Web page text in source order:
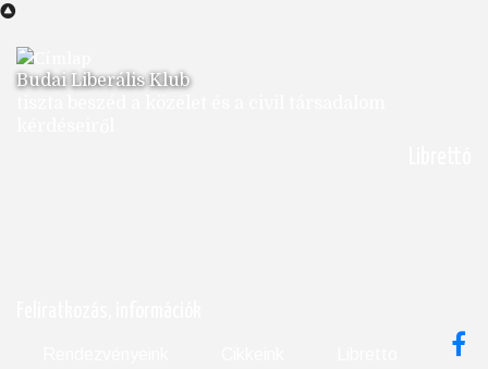
Ugrás
tartalomra
Budai Liberális Klub